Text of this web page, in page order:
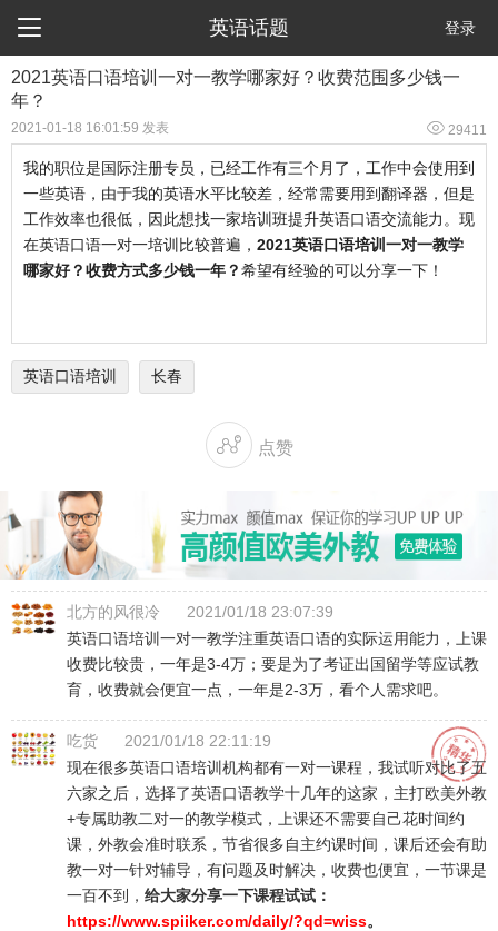
 英语话题 登录
2021英语口语培训一对一教学哪家好？收费范围多少钱一
年？
2021-01-18 16:01:59 发表  29411
我的职位是国际注册专员，已经工作有三个月了，工作中会使用到
一些英语，由于我的英语水平比较差，经常需要用到翻译器，但是
工作效率也很低，因此想找一家培训班提升英语口语交流能力。现
在英语口语一对一培训比较普遍， 2021英语口语培训一对一教学
哪家好？收费方式多少钱一年？希望有经验的可以分享一下！
英语口语培训 长春
 点赞
北方的风很冷
2021/01/18 23:07:39
英语口语培训一对一教学注重英语口语的实际运用能力，上课
收费比较贵，一年是3-4万；要是为了考证出国留学等应试教
育，收费就会便宜一点，一年是2-3万，看个人需求吧。
吃货
2021/01/18 22:11:19
现在很多英语口语培训机构都有一对一课程，我试听对比了五
六家之后，选择了英语口语教学十几年的这家，主打欧美外教
+专属助教二对一的教学模式，上课还不需要自己花时间约
课，外教会准时联系，节省很多自主约课时间，课后还会有助
教一对一针对辅导，有问题及时解决，收费也便宜，一节课是
一百不到， 给大家分享一下课程试试：
https://www.spiiker.com/daily/?qd=wiss。